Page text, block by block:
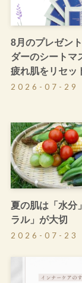
8月のプレゼン
ダーのシートマ
疲れ肌をリセッ
2026-07-29
夏の肌は「水分
ラル」が大切
2026-07-23